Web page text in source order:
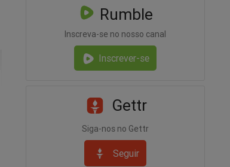
Rumble
Inscreva-se no nosso canal
Inscrever-se
Gettr
Siga-nos no Gettr
Seguir